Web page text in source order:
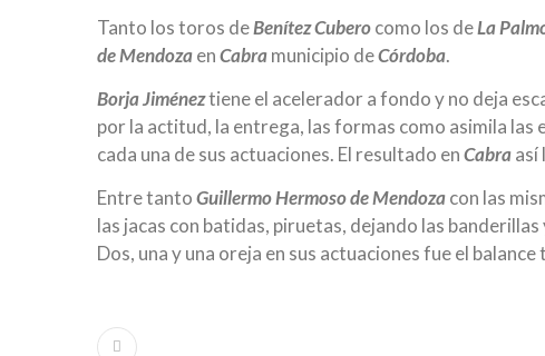
Tanto los toros deBenítez Cuberocomo los deLa
de MendozaenCabramunicipio deCórdoba.
Borja Jiméneztiene el acelerador a fondo y no deja
por la actitud, la entrega, las formas como asimila
cada una de sus actuaciones. El resultado enCabraasí
Entre tantoGuillermo Hermoso de Mendozacon las
las jacas con batidas, piruetas, dejando las
Dos, una y una oreja en sus actuaciones fue el